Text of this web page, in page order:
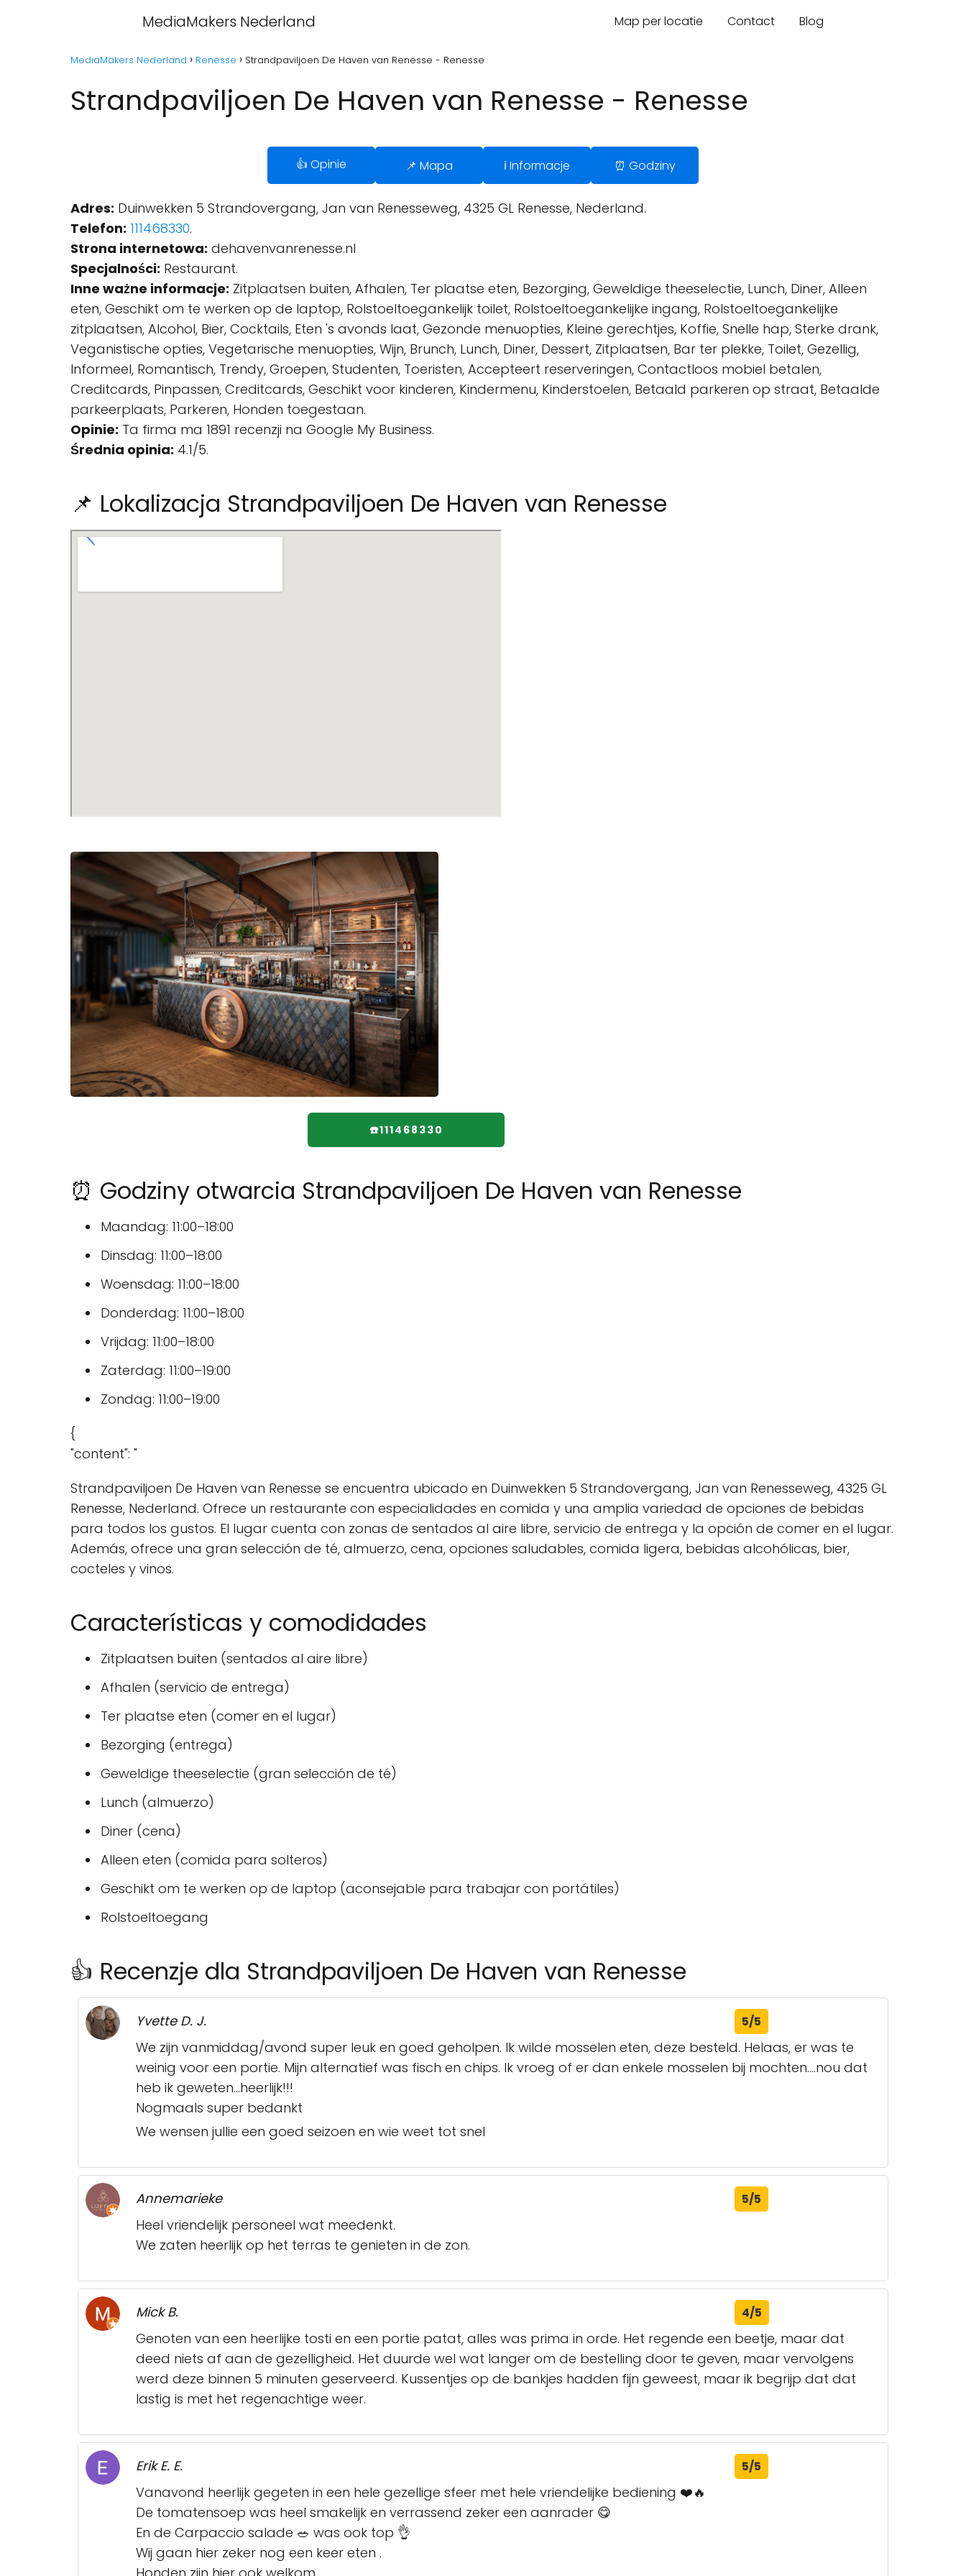
MediaMakers Nederland Map per locatie Contact Blog
MediaMakers Nederland Renesse Strandpaviljoen De Haven van Renesse - Renesse
Strandpaviljoen De Haven van Renesse - Renesse
👍 Opinie 📌 Mapa ℹ️ Informacje ⏰ Godziny
Adres: Duinwekken 5 Strandovergang, Jan van Renesseweg, 4325 GL Renesse, Nederland.
Telefon: 111468330.
Strona internetowa: dehavenvanrenesse.nl
Specjalności: Restaurant.
Inne ważne informacje: Zitplaatsen buiten, Afhalen, Ter plaatse eten, Bezorging, Geweldige theeselectie, Lunch, Diner, Alleen
eten, Geschikt om te werken op de laptop, Rolstoeltoegankelijk toilet, Rolstoeltoegankelijke ingang, Rolstoeltoegankelijke
zitplaatsen, Alcohol, Bier, Cocktails, Eten 's avonds laat, Gezonde menuopties, Kleine gerechtjes, Koffie, Snelle hap, Sterke drank,
Veganistische opties, Vegetarische menuopties, Wijn, Brunch, Lunch, Diner, Dessert, Zitplaatsen, Bar ter plekke, Toilet, Gezellig,
Informeel, Romantisch, Trendy, Groepen, Studenten, Toeristen, Accepteert reserveringen, Contactloos mobiel betalen,
Creditcards, Pinpassen, Creditcards, Geschikt voor kinderen, Kindermenu, Kinderstoelen, Betaald parkeren op straat, Betaalde
parkeerplaats, Parkeren, Honden toegestaan.
Opinie: Ta firma ma 1891 recenzji na Google My Business.
Średnia opinia: 4.1/5.
📌 Lokalizacja Strandpaviljoen De Haven van Renesse
☎️111468330
⏰ Godziny otwarcia Strandpaviljoen De Haven van Renesse
Maandag: 11:00–18:00
Dinsdag: 11:00–18:00
Woensdag: 11:00–18:00
Donderdag: 11:00–18:00
Vrijdag: 11:00–18:00
Zaterdag: 11:00–19:00
Zondag: 11:00–19:00
{
"content": "
Strandpaviljoen De Haven van Renesse se encuentra ubicado en Duinwekken 5 Strandovergang, Jan van Renesseweg, 4325 GL
Renesse, Nederland. Ofrece un restaurante con especialidades en comida y una amplia variedad de opciones de bebidas
para todos los gustos. El lugar cuenta con zonas de sentados al aire libre, servicio de entrega y la opción de comer en el lugar.
Además, ofrece una gran selección de té, almuerzo, cena, opciones saludables, comida ligera, bebidas alcohólicas, bier,
cocteles y vinos.
Características y comodidades
Zitplaatsen buiten (sentados al aire libre)
Afhalen (servicio de entrega)
Ter plaatse eten (comer en el lugar)
Bezorging (entrega)
Geweldige theeselectie (gran selección de té)
Lunch (almuerzo)
Diner (cena)
Alleen eten (comida para solteros)
Geschikt om te werken op de laptop (aconsejable para trabajar con portátiles)
Rolstoeltoegang
👍 Recenzje dla Strandpaviljoen De Haven van Renesse
Yvette D. J. 5/5
We zijn vanmiddag/avond super leuk en goed geholpen. Ik wilde mosselen eten, deze besteld. Helaas, er was te
weinig voor een portie. Mijn alternatief was fisch en chips. Ik vroeg of er dan enkele mosselen bij mochten....nou dat
heb ik geweten...heerlijk!!!
Nogmaals super bedankt
We wensen jullie een goed seizoen en wie weet tot snel
Annemarieke 5/5
Heel vriendelijk personeel wat meedenkt.
We zaten heerlijk op het terras te genieten in de zon.
Mick B. 4/5
Genoten van een heerlijke tosti en een portie patat, alles was prima in orde. Het regende een beetje, maar dat
deed niets af aan de gezelligheid. Het duurde wel wat langer om de bestelling door te geven, maar vervolgens
werd deze binnen 5 minuten geserveerd. Kussentjes op de bankjes hadden fijn geweest, maar ik begrijp dat dat
lastig is met het regenachtige weer.
Erik E. E. 5/5
Vanavond heerlijk gegeten in een hele gezellige sfeer met hele vriendelijke bediening ❤️🔥
De tomatensoep was heel smakelijk en verrassend zeker een aanrader 😋
En de Carpaccio salade 🥗 was ook top 👌
Wij gaan hier zeker nog een keer eten .